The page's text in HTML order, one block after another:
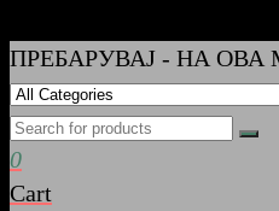
ПРЕБАРУВАЈ - НА ОВА
0
Cart